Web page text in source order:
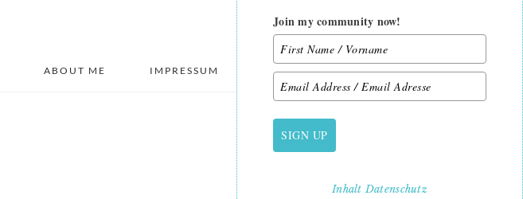
ABOUT ME IMPRESSUM DATENSCHUTZ
PRIMARY
SIDEBAR
Join my community now!
SIGN UP
InhaltDatenschutz